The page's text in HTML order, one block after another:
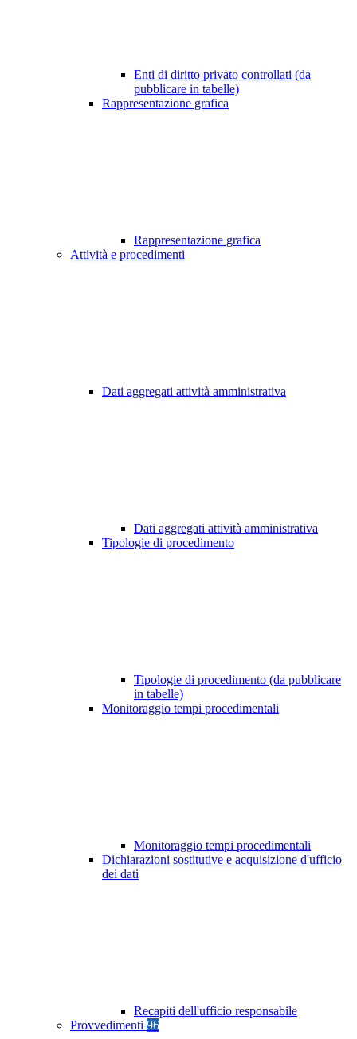
Enti di diritto privato controllati (da
pubblicare in tabelle)
Rappresentazione grafica
Rappresentazione grafica
Attività e procedimenti
Dati aggregati attività amministrativa
Dati aggregati attività amministrativa
Tipologie di procedimento
Tipologie di procedimento (da pubblicare
in tabelle)
Monitoraggio tempi procedimentali
Monitoraggio tempi procedimentali
Dichiarazioni sostitutive e acquisizione d'ufficio
dei dati
Recapiti dell'ufficio responsabile
Provvedimenti 96